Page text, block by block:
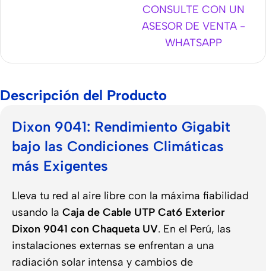
CONSULTE CON UN
ASESOR DE VENTA -
WHATSAPP
Descripción del Producto
Dixon 9041: Rendimiento Gigabit
bajo las Condiciones Climáticas
más Exigentes
Lleva tu red al aire libre con la máxima fiabilidad
usando la Caja de Cable UTP Cat6 Exterior
Dixon 9041 con Chaqueta UV. En el Perú, las
instalaciones externas se enfrentan a una
radiación solar intensa y cambios de